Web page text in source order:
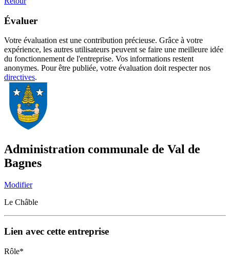
Évaluer
Votre évaluation est une contribution précieuse. Grâce à votre
expérience, les autres utilisateurs peuvent se faire une meilleure idée
du fonctionnement de l'entreprise. Vos informations restent
anonymes. Pour être publiée, votre évaluation doit respecter nos
directives.
Administration communale de Val de
Bagnes
Modifier
Le Châble
Lien avec cette entreprise
Rôle*